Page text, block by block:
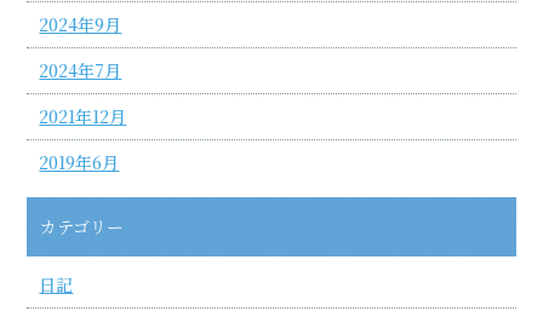
2024年9月
2024年7月
2021年12月
2019年6月
カテゴリー
日記